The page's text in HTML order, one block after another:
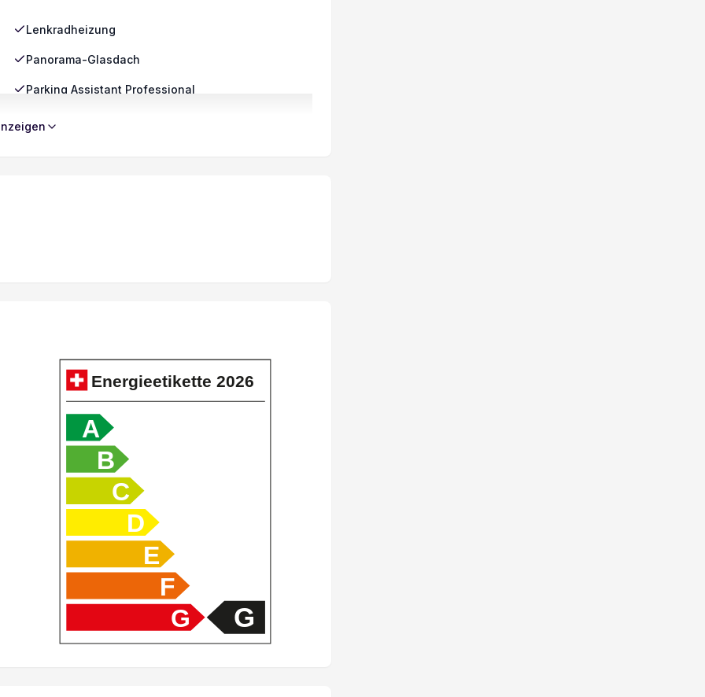
Sportsitze für Fahrer und Beifahrer
M Exterieurumfänge in Wagenfarbe
Lehnenbreitenverstellung
Regensensor und automatische Fahrlichtsicherung
Innen- und Aussenspiegel automatisch abblendbar
Sonnenschutzverglasung
Lenkradheizung
Panorama-Glasdach
Parking Assistant Professional
A
B
C
D
E
F
G
Energieetikette 2026
G